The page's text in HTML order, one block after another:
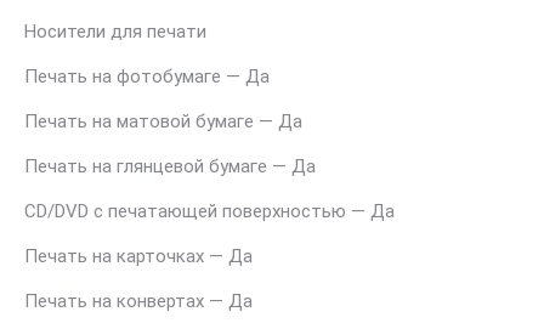
Носители для печати
Печать на фотобумаге — Да
Печать на матовой бумаге — Да
Печать на глянцевой бумаге — Да
CD/DVD с печатающей поверхностью — Да
Печать на карточках — Да
Печать на конвертах — Да